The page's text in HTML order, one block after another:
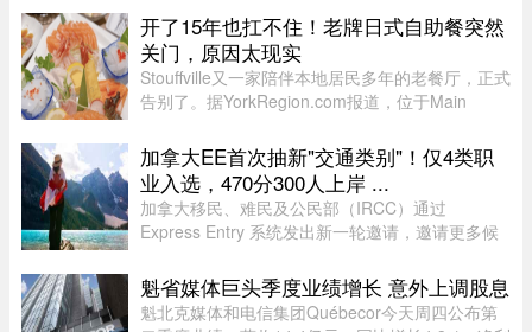
持续挤压利润空间，Leon’s Furniture Ltd.（LNF-
T）的管理层表示，公 ...
开了15年也扛不住！老牌日式自助餐突然
关门，原因太现实
Stouffville又一家陪伴本地居民多年的老餐厅，正式
告别了。据YorkRegion.com报道，位于Main
Maki Zushi，已于7月30日结束营业。Maki Zushi
经营15年后因租金上涨于7月30 ...
加拿大EE首次抽新"交通类别"！仅4类职
业入选，470分300人上岸 ...
加拿大移民、难民及公民部（IRCC）通过
Express Entry 系统发出新一轮邀请，邀请更多候
Andre Furtado在本次抽选中，移民部针对全新的
交通类别（Transport category）发出 ...
魁省媒体巨头季度业绩增长 意外上调股息
魁北克媒体和电信集团Québecor今天周四公布第